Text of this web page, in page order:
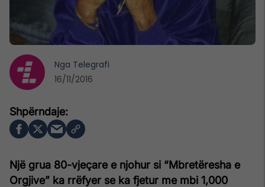
Një grua 80-vjeçare e njohur si “Mbretëresha e
Orgjive” ka rrëfyer se ka fjetur me mbi 1,000
Nga Telegrafi
16/11/2016